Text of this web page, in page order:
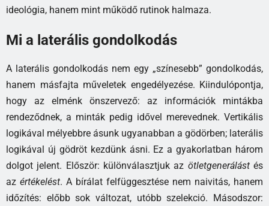
ideológia, hanem mint működő rutinok halmaza.
Mi a laterális gondolkodás
A laterális gondolkodás nem egy „színesebb” gondolkodás,
hanem másfajta műveletek engedélyezése. Kiindulópontja,
hogy az elménk önszervező: az információk mintákba
rendeződnek, a minták pedig idővel merevednek. Vertikális
logikával mélyebbre ásunk ugyanabban a gödörben; laterális
logikával új gödröt kezdünk ásni. Ez a gyakorlatban három
dolgot jelent. Először: különválasztjuk az ötletgenerálástés
az értékelést. A bírálat felfüggesztése nem naivitás, hanem
időzítés: előbb sok változat, utóbb szelekció. Másodszor: